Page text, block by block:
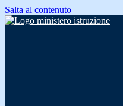
Salta al contenuto